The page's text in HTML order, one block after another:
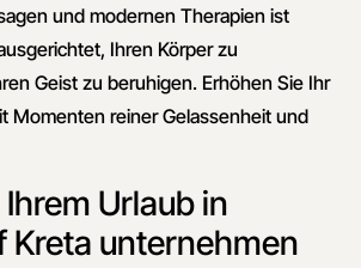
und modernen Therapien ist
Ihren Körper zu
Geist zu beruhigen. Erhöhen Sie Ihr
Momenten reiner Gelassenheit und
Urlaub in
Kreta unternehmen